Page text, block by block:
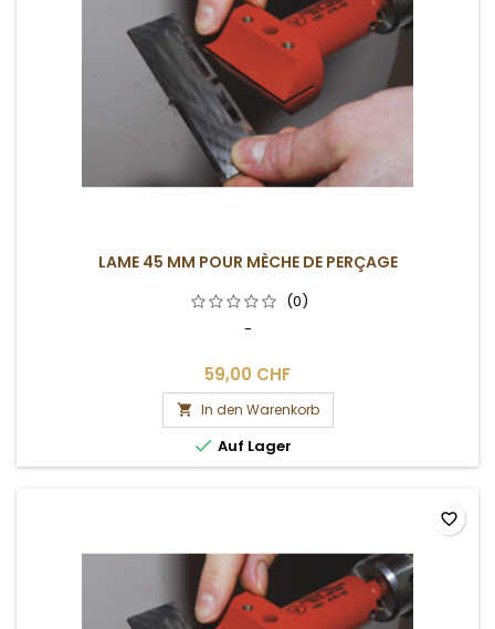
LAME 45 MM POUR MÈCHE DE PERÇAGE
(0)
-
59,00 CHF
 In den Warenkorb
 Auf Lager
favorite_border